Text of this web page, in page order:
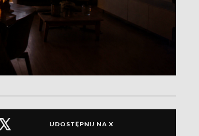
UDOSTĘPNIJ NA X